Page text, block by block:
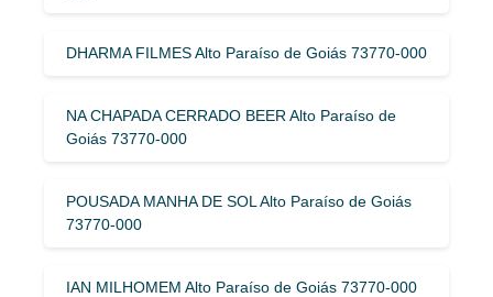
DHARMA FILMES Alto Paraíso de Goiás 73770-000
NA CHAPADA CERRADO BEER Alto Paraíso de
Goiás 73770-000
POUSADA MANHA DE SOL Alto Paraíso de Goiás
73770-000
IAN MILHOMEM Alto Paraíso de Goiás 73770-000